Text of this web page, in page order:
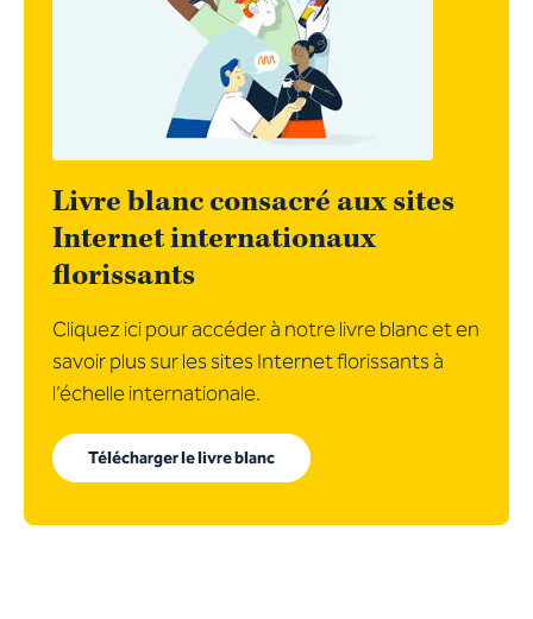
Livre blanc consacré aux sites
Internet internationaux
florissants
Cliquez ici pour accéder à notre livre blanc et en
savoir plus sur les sites Internet florissants à
l’échelle internationale.
Télécharger le livre blanc